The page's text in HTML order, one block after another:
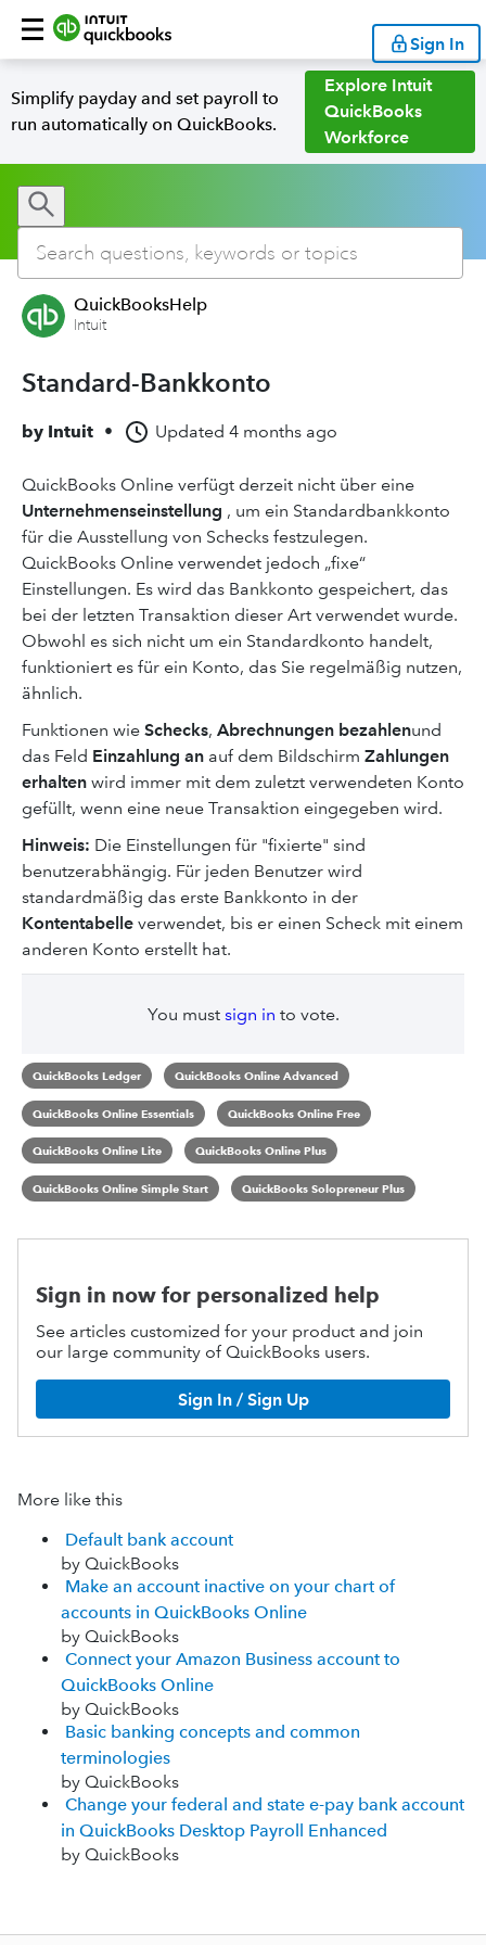
Sign In
Simplify payday and set payroll to
run automatically on QuickBooks.
Explore Intuit
QuickBooks
Workforce
QuickBooksHelp
Intuit
Standard-Bankkonto
by Intuit • Updated 4 months ago
QuickBooks Online verfügt derzeit nicht über eine
Unternehmenseinstellung , um ein Standardbankkonto
für die Ausstellung von Schecks festzulegen.
QuickBooks Online verwendet jedoch „fixe“
Einstellungen. Es wird das Bankkonto gespeichert, das
bei der letzten Transaktion dieser Art verwendet wurde.
Obwohl es sich nicht um ein Standardkonto handelt,
funktioniert es für ein Konto, das Sie regelmäßig nutzen,
ähnlich.
Funktionen wie Schecks, Abrechnungen bezahlenund
das Feld Einzahlung an auf dem Bildschirm Zahlungen
erhalten wird immer mit dem zuletzt verwendeten Konto
gefüllt, wenn eine neue Transaktion eingegeben wird.
Hinweis: Die Einstellungen für "fixierte" sind
benutzerabhängig. Für jeden Benutzer wird
standardmäßig das erste Bankkonto in der
Kontentabelle verwendet, bis er einen Scheck mit einem
anderen Konto erstellt hat.
You must sign in to vote.
QuickBooks Ledger QuickBooks Online Advanced
QuickBooks Online Essentials QuickBooks Online Free
QuickBooks Online Lite QuickBooks Online Plus
QuickBooks Online Simple Start QuickBooks Solopreneur Plus
Sign in now for personalized help
See articles customized for your product and join
our large community of QuickBooks users.
Sign In / Sign Up
More like this
Default bank account
by QuickBooks
Make an account inactive on your chart of
accounts in QuickBooks Online
by QuickBooks
Connect your Amazon Business account to
QuickBooks Online
by QuickBooks
Basic banking concepts and common
terminologies
by QuickBooks
Change your federal and state e-pay bank account
in QuickBooks Desktop Payroll Enhanced
by QuickBooks